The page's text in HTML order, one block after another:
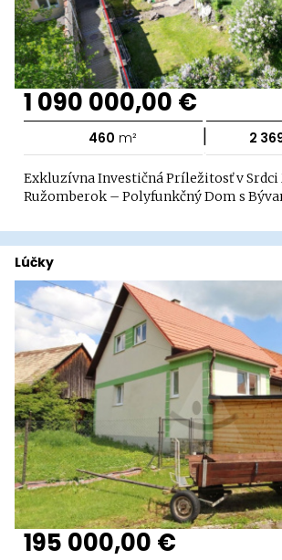
1 090 000,00 €
460 m² | 2
Exkluzívna Investičná Príležitosť v Srdci
Ružomberok – Polyfunkčný Dom s
Lúčky
195 000,00 €